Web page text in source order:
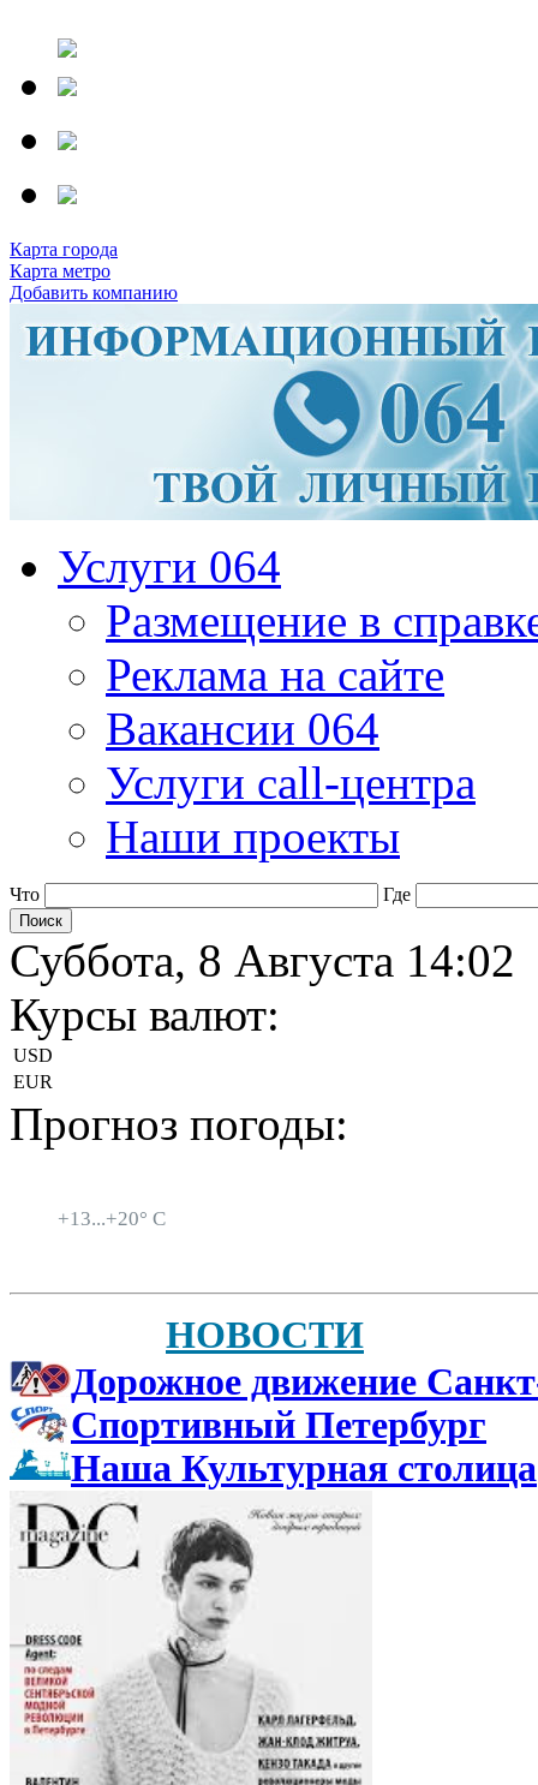
Карта города
Карта метро
Добавить компанию
Услуги 064
Размещение в
Реклама на сайте
Вакансии 064
Услуги call-центра
Наши проекты
Что Где
Суббота, 8 Августа 14:02
Курсы валют:
USD
EUR
Прогноз погоды:
+13...+20° C
НОВОСТИ
Дорожное движение
Спортивный Петербург
Наша Культурная столица